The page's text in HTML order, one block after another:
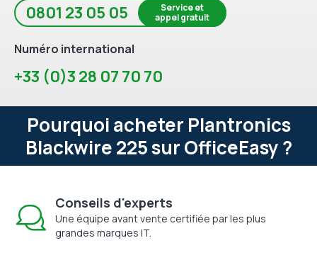
0801 23 05 05
Service et
appel gratuit
Numéro international
+33 (0)3 28 07 70 70
Pourquoi acheter Plantronics
Blackwire 225 sur OfficeEasy ?
Conseils d'experts
Une équipe avant vente certifiée par les plus
grandes marques IT.